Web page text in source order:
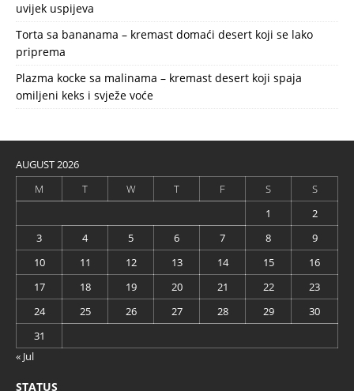
uvijek uspijeva
Torta sa bananama – kremast domaći desert koji se lako
priprema
Plazma kocke sa malinama – kremast desert koji spaja
omiljeni keks i svježe voće
AUGUST 2026
M
T W T F S
S
1
2
3
4 5 6 7 8
9
10
11 12 13 14 15
16
17
18 19 20 21 22
23
24
25 26 27 28 29
30
31
« Jul
STATUS